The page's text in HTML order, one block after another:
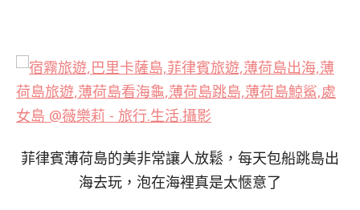
菲律賓薄荷島的美非常讓人放鬆，每天包船跳島出
海去玩，泡在海裡真是太愜意了